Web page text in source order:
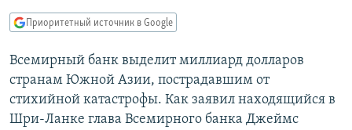
Вернутся
поиску
КАВКАЗ.РЕАЛИИ
СЕВЕР.РЕАЛИИ
СИБИРЬ.РЕАЛИИ
РАСПИСАНИЕ ВЕЩАНИЯ
Приоритетный источник в Google
Всемирный банк выделит миллиард долларов
странам Южной Азии, пострадавшим от
стихийной катастрофы. Как заявил находящийся в
Шри-Ланке глава Всемирного банка Джеймс